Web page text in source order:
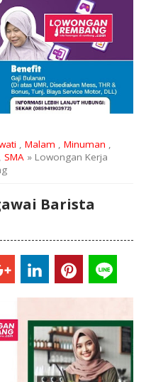
, Malam , Minuman ,
SMA» Lowongan Kerja
Barista